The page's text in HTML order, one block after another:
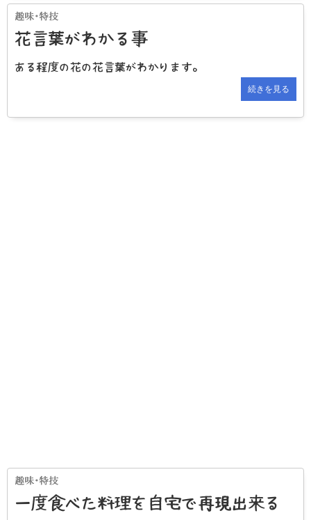
花言葉がわかる事
ある程度の花の花言葉がわかります。
続きを見る
一度食べた料理を自宅で再現出来る